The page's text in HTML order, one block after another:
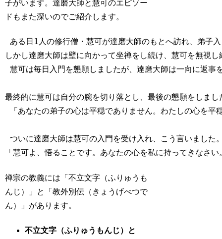
子がいます。達磨大師と慧可のエピソー
ドもまた深いのでご紹介します。
ある日1人の修行僧・慧可が達磨大師のもとへ訪れ、弟子
しかし達磨大師は壁に向かって坐禅をし続け、慧可を無視し
慧可は毎日入門を懇願しましたが、達磨大師は一向に返事
最終的に慧可は自分の腕を切り落とし、最後の懇願をしまし
「あなたの弟子の心は平穏でありません。わたしの心を平
ついに達磨大師は慧可の入門を受け入れ、こう言いました
「慧可よ、悟ることです。あなたの心を私に持ってきなさ
禅宗の教義には「不立文字（ふりゅうも
んじ）」と「教外別伝（きょうげべつで
ん）」があります。
不立文字（ふりゅうもんじ）と